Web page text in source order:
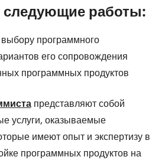
работы:
программного
его сопровождения
программных продуктов
представляют собой
услуги, оказываемые
имеют опыт и экспертизу в
программных продуктов на